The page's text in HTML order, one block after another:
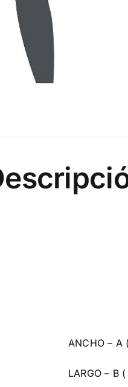
ANCHO – A
LARGO – B